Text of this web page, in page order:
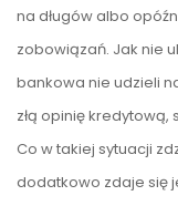
na długów albo
zobowiązań. Jak nie
bankowa nie udzieli
złą opinię kredytową,
Co w takiej sytuacji
dodatkowo zdaje się